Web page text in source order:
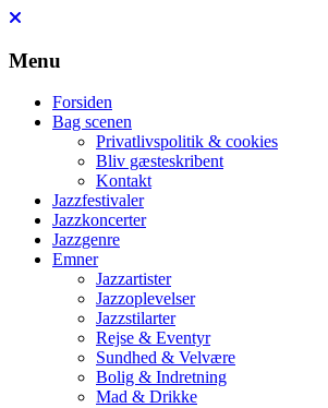
Skip
content
Menu
Forsiden
Bag scenen
Privatlivspolitik & cookies
Bliv gæsteskribent
Kontakt
Jazzfestivaler
Jazzkoncerter
Jazzgenre
Emner
Jazzartister
Jazzoplevelser
Jazzstilarter
Rejse & Eventyr
Sundhed & Velvære
Bolig & Indretning
Mad & Drikke